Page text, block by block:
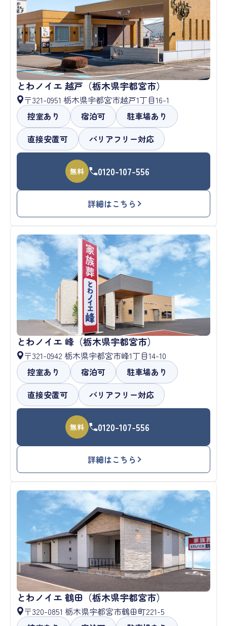
とわノイエ 越戸（栃木県宇都宮市）
〒321-0951 栃木県宇都宮市越戸1丁目16-1
控室あり
宿泊可
駐車場あり
直接安置可
バリアフリー対応
無料 0120-107-556
詳細はこちら
とわノイエ 峰（栃木県宇都宮市）
〒321-0942 栃木県宇都宮市峰1丁目14-10
控室あり
宿泊可
駐車場あり
直接安置可
バリアフリー対応
無料 0120-107-556
詳細はこちら
とわノイエ 鶴田（栃木県宇都宮市）
〒320-0851 栃木県宇都宮市鶴田町221-5